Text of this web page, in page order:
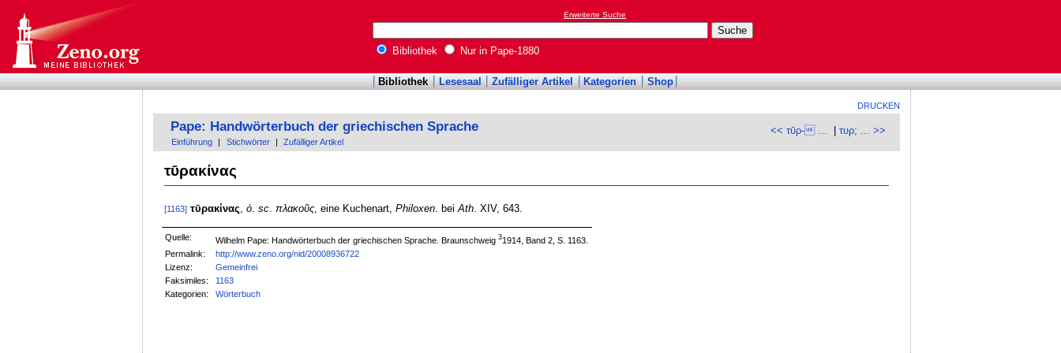
Erweiterte Suche
Bibliothek Nur in Pape-1880
Bibliothek Lesesaal Zufälliger Artikel Kategorien Shop
DRUCKEN
<< τῡρ- ... |τυρ; ... >>
Pape: Handwörterbuch der griechischen Sprache
Einführung Stichwörter Zufälliger Artikel
τῡρακίνας
[1163] τῡρακίνας ὁ. sc. πλακοῦς, eine Kuchenart, Philoxen. bei Ath. XIV, 643.
Quelle: Wilhelm Pape: Handwörterbuch der griechischen Sprache. Braunschweig31914, Band 2, S. 1163.
Permalink:
http://www.zeno.org/nid/20008936722
Lizenz:
Gemeinfrei
Faksimiles:
1163
Kategorien:
Wörterbuch